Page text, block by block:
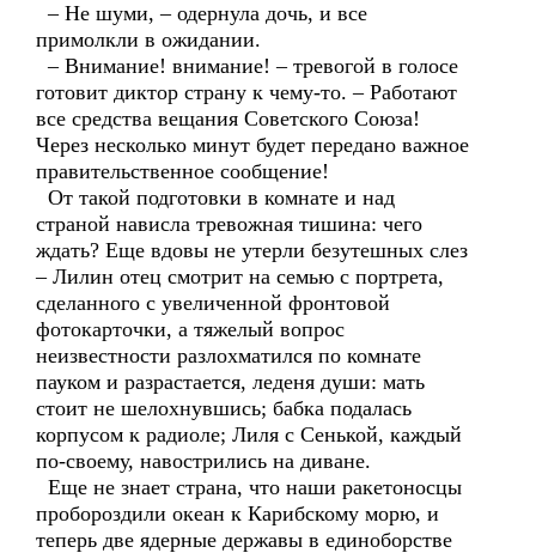
– Не шуми, – одернула дочь, и все
примолкли в ожидании.
– Внимание! внимание! – тревогой в голосе
готовит диктор страну к чему-то. – Работают
все средства вещания Советского Союза!
Через несколько минут будет передано важное
правительственное сообщение!
От такой подготовки в комнате и над
страной нависла тревожная тишина: чего
ждать? Еще вдовы не утерли безутешных слез
– Лилин отец смотрит на семью с портрета,
сделанного с увеличенной фронтовой
фотокарточки, а тяжелый вопрос
неизвестности разлохматился по комнате
пауком и разрастается, леденя души: мать
стоит не шелохнувшись; бабка подалась
корпусом к радиоле; Лиля с Сенькой, каждый
по-своему, навострились на диване.
Еще не знает страна, что наши ракетоносцы
пробороздили океан к Карибскому морю, и
теперь две ядерные державы в единоборстве